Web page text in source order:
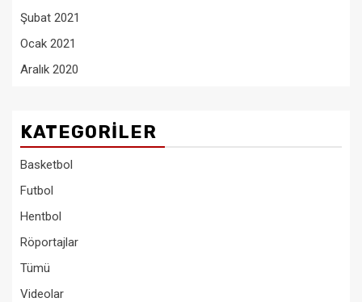
Şubat 2021
Ocak 2021
Aralık 2020
KATEGORILER
Basketbol
Futbol
Hentbol
Röportajlar
Tümü
Videolar